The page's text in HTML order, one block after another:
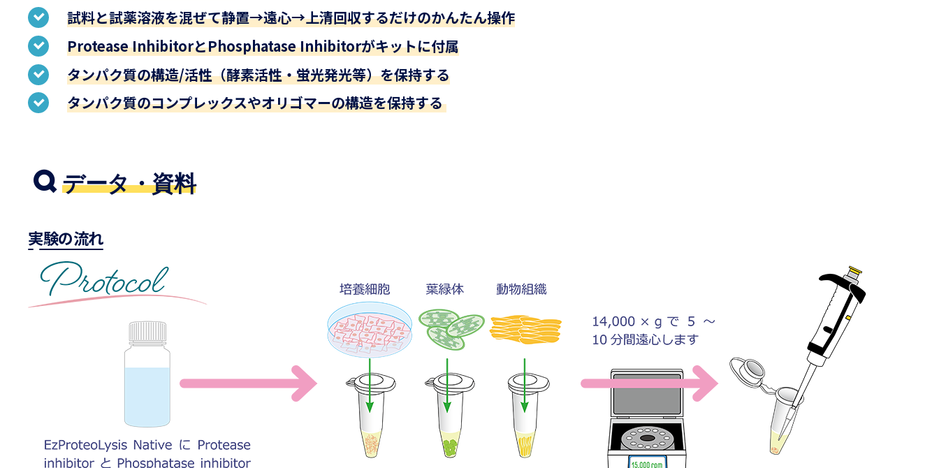
試料と試薬溶液を混ぜて静置→遠心→上清回収するだけのかんたん操作
Protease InhibitorとPhosphatase Inhibitorがキットに付属
タンパク質の構造/活性（酵素活性・蛍光発光等）を保持する
タンパク質のコンプレックスやオリゴマーの構造を保持する
データ・資料
実験の流れ